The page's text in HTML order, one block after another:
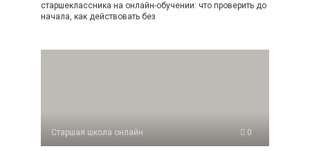
старшеклассника на онлайн-обучении: что проверить до
начала, как действовать без
Старшая школа онлайн 0